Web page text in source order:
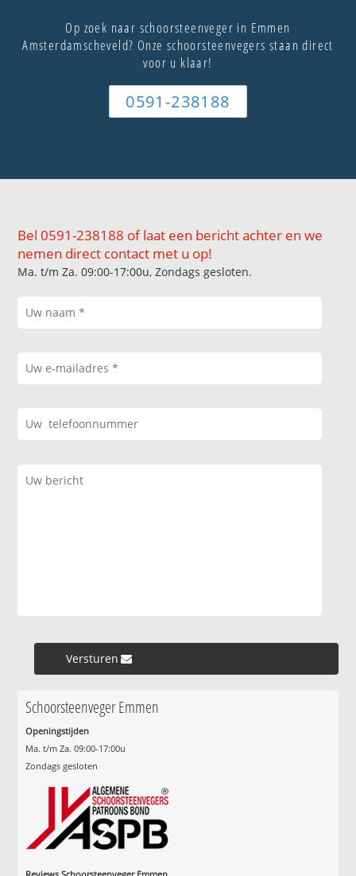
Op zoek naar schoorsteenveger in Emmen
Amsterdamscheveld? Onze schoorsteenvegers staan direct
voor u klaar!
0591-238188
Bel 0591-238188 of laat een bericht achter en we
nemen direct contact met u op!
Ma. t/m Za. 09:00-17:00u, Zondags gesloten.
Versturen »
Schoorsteenveger Emmen
Openingstijden
Ma. t/m Za. 09:00-17:00u
Zondags gesloten